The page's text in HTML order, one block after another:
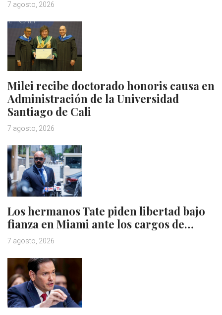
7 agosto, 2026
Milei recibe doctorado honoris causa en
Administración de la Universidad
Santiago de Cali
7 agosto, 2026
Los hermanos Tate piden libertad bajo
fianza en Miami ante los cargos de…
7 agosto, 2026